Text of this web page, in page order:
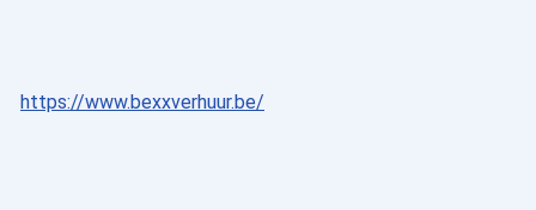
https://www.bexxverhuur.be/